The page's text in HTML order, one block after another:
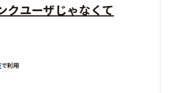
クユーザじゃなくて
で利用